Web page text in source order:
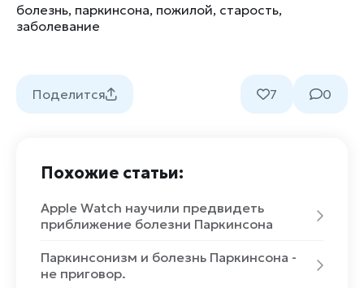
болезнь, паркинсона, пожилой, старость,
заболевание
Поделится 7 0
Похожие статьи:
Apple Watch научили предвидеть
приближение болезни Паркинсона
Паркинсонизм и болезнь Паркинсона -
не приговор.